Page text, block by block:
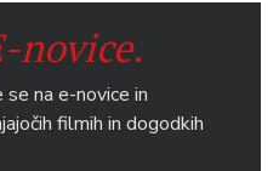
novice.
na e-novice in
filmih in dogodkih